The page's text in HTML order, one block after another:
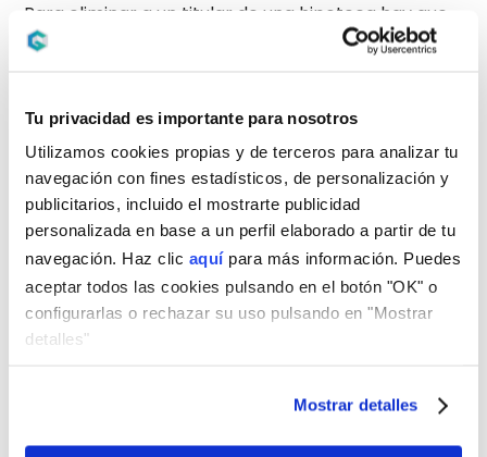
Tu privacidad es importante para nosotros
Utilizamos cookies propias y de terceros para analizar tu
navegación con fines estadísticos, de personalización y
publicitarios, incluido el mostrarte publicidad
personalizada en base a un perfil elaborado a partir de tu
navegación. Haz clic aquípara más información. Puedes
aceptar todos las cookies pulsando en el botón "OK" o
configurarlas o rechazar su uso pulsando en "Mostrar
detalles"
Mostrar detalles
Para eliminar a un titular de una hipoteca hay que
hacer una
, es decir,
Solicitar autorización al banco
revisará si el titular restante tiene solvencia
suficiente.
Aportar documentación financiera:
nóminas, IRPF, extractos bancarios…
Firmar la novación: se formaliza ante notario
y se actualiza en el Registro de la Propiedad.
Asumir posibles gastos
Es un trámite común en separaciones y divorcios,
cuando uno de los titulares se queda con la